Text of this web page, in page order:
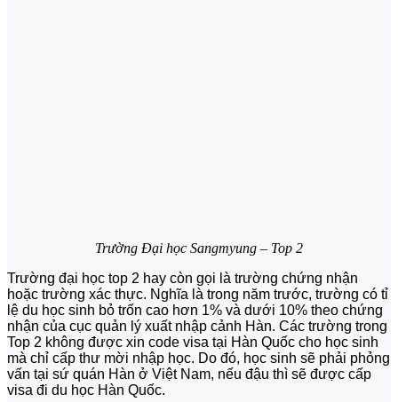
Trường Đại học Sangmyung – Top 2
Trường đại học top 2 hay còn gọi là trường chứng nhận
hoặc trường xác thực. Nghĩa là trong năm trước, trường có tỉ
lệ du học sinh bỏ trốn cao hơn 1% và dưới 10% theo chứng
nhận của cục quản lý xuất nhập cảnh Hàn. Các trường trong
Top 2 không được xin code visa tại Hàn Quốc cho học sinh
mà chỉ cấp thư mời nhập học. Do đó, học sinh sẽ phải phỏng
vấn tại sứ quán Hàn ở Việt Nam, nếu đậu thì sẽ được cấp
visa đi du học Hàn Quốc.